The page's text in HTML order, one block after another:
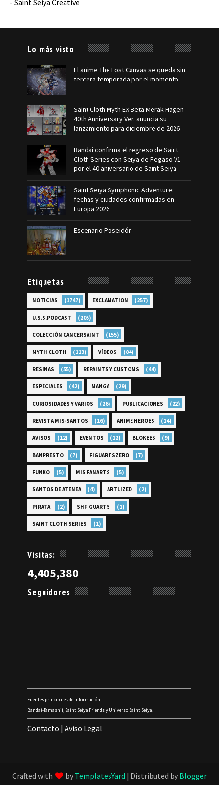
- Saint Seiya Creative
Lo más visto
El anime The Lost Canvas se queda sin
tercera temporada por el momento
Saint Cloth Myth EX Beta Merak Hagen
40th Anniversary Ver. anuncia su
lanzamiento para diciembre de 2026
Bandai confirma el regreso de Saint
Cloth Series con Seiya de Pegaso V1
por el 40 aniversario de Saint Seiya
Saint Seiya Symphonic Adventure:
fechas y ciudades confirmadas en
Europa 2026
Escenario Poseidón
Etiquetas
NOTICIAS (1747) EXCLAMATION (257)
U.S.S.PODCAST (205)
COLECCIÓN CANCERSAINT (155)
MYTH CLOTH (113) VÍDEOS (84)
RESINAS (55) REPAINTS Y CUSTOMS (44)
ESPECIALES (42) MANGA (29)
CURIOSIDADES Y VARIOS (26) PUBLICACIONES (22)
REVISTA MIS-SANTOS (16) ANIME HEROES (14)
AVISOS (12) EVENTOS (12) BLOKEES (9)
BANPRESTO (7) FIGUARTSZERO (7)
FUNKO (5) MIS FANARTS (5)
SANTOS DE ATENEA (4) ARTLIZED (2)
PIRATA (2) SHFIGUARTS (1)
SAINT CLOTH SERIES (1)
Visitas:
4,405,380
Seguidores
Fuentes principales de información:
Bandai-Tamashii, Saint Seiya Friends y Universo Saint Seiya.
Contacto |Aviso Legal
Crafted with by TemplatesYard | Distributed by Blogger